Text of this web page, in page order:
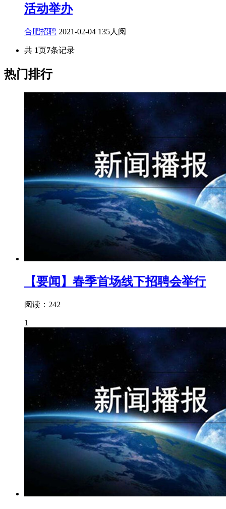
活动举办
合肥招聘 2021-02-04 135人阅
共 1页7条记录
热门排行
【要闻】春季首场线下招聘会举行
阅读：242
1